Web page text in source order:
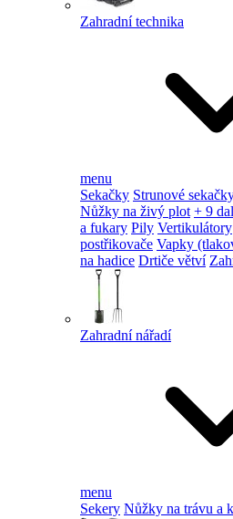
Zahradní technika
menu
Sekačky Strunové
Nůžky na živý plot + 9
a fukary Pily Vertikulátory
postřikovače Vapky
na hadice Drtiče větví
Zahradní nářadí
menu
Sekery Nůžky na trávu a